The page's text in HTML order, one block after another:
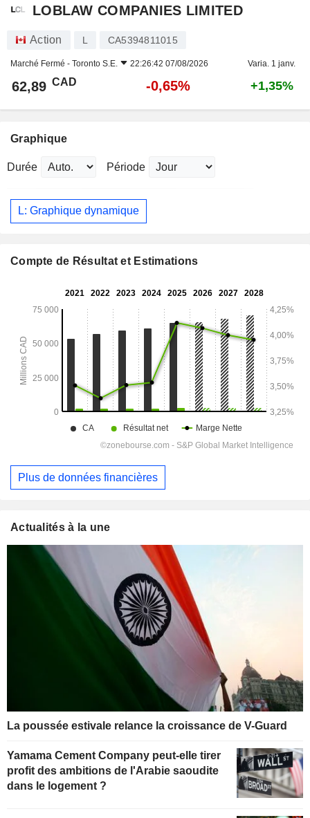
LOBLAW COMPANIES LIMITED
Action L CA5394811015
Marché Fermé - Toronto S.E. 22:26:42 07/08/2026 Varia. 1 janv.
62,89 CAD -0,65% +1,35%
Graphique
Durée Période
L: Graphique dynamique
Compte de Résultat et Estimations
Plus de données financières
Actualités à la une
La poussée estivale relance la croissance de V-Guard
Yamama Cement Company peut-elle tirer
profit des ambitions de l'Arabie saoudite
dans le logement ?